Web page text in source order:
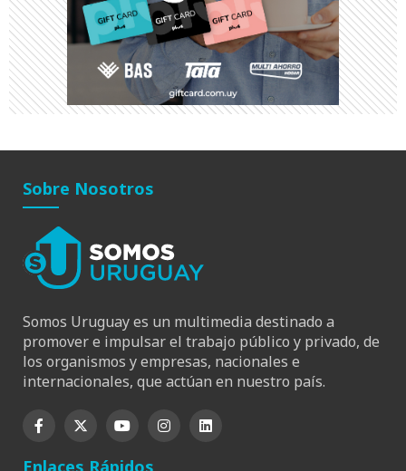
Sobre Nosotros
Somos Uruguay es un multimedia destinado a
promover e impulsar el trabajo público y privado, de
los organismos y empresas, nacionales e
internacionales, que actúan en nuestro país.